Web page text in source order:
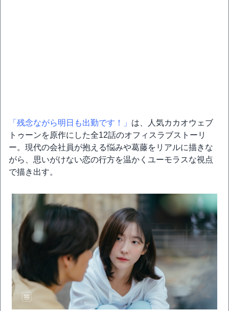
「残念ながら明日も出勤です！」 は、人気カカオウェブ
トゥーンを原作にした全12話のオフィスラブストーリ
ー。現代の会社員が抱える悩みや葛藤をリアルに描きな
がら、思いがけない恋の行方を温かくユーモラスな視点
で描き出す。